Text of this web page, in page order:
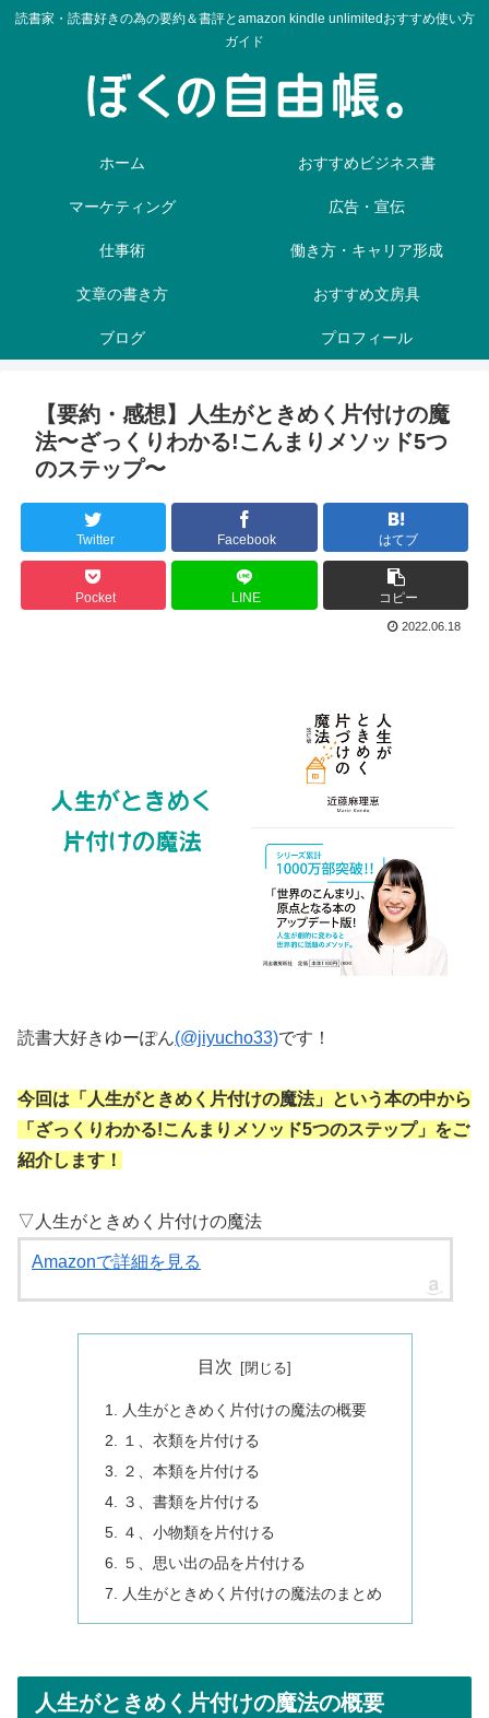
読書家・読書好きの為の要約＆書評とamazon kindle unlimitedおすすめ使い方
ガイド
ホーム おすすめビジネス書
マーケティング 広告・宣伝
仕事術 働き方・キャリア形成
文章の書き方 おすすめ文房具
ブログ プロフィール
【要約・感想】人生がときめく片付けの魔
法〜ざっくりわかる!こんまりメソッド5つ
のステップ〜
Twitter Facebook はてブ
Pocket LINE コピー
2022.06.18
読書大好きゆーぽん(@jiyucho33)です！
今回は「人生がときめく片付けの魔法」という本の中から
「ざっくりわかる!こんまりメソッド5つのステップ」をご
紹介します！
▽人生がときめく片付けの魔法
Amazonで詳細を見る
目次
人生がときめく片付けの魔法の概要
１、衣類を片付ける
２、本類を片付ける
３、書類を片付ける
４、小物類を片付ける
５、思い出の品を片付ける
人生がときめく片付けの魔法のまとめ
人生がときめく片付けの魔法の概要